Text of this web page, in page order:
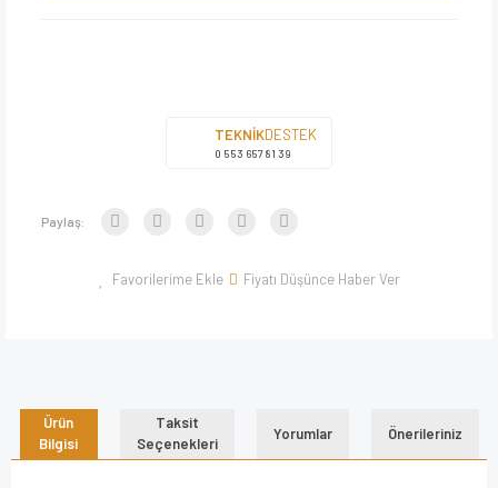
TEKNİKDESTEK
0 553 657 81 39
Paylaş:
Fiyatı Düşünce Haber Ver
Ürün
Bilgisi
Taksit
Seçenekleri
Yorumlar Önerileriniz